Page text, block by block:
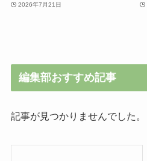
2026年7月21日
編集部おすすめ記事
記事が見つかりませんでした。